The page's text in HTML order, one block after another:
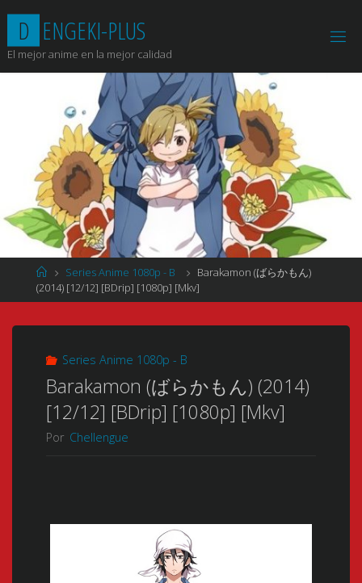
contenido
D ENGEKI-PLUS
El mejor anime en la mejor calidad
Página
de
Inicio
Series Anime 1080p - B
Barakamon (ばらかもん)
(2014) [12/12] [BDrip] [1080p] [Mkv]
Series Anime 1080p - B
Barakamon (ばらかもん) (2014)
[12/12] [BDrip] [1080p] [Mkv]
Por Chellengue